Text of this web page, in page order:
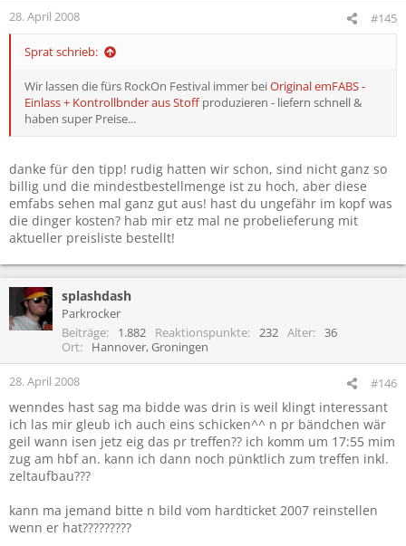
28. April 2008 #145
Sprat schrieb:
Wir lassen die fürs RockOn Festival immer beiOriginal emFABS -
Einlass + Kontrollbnder aus Stoffproduzieren - liefern schnell &
haben super Preise...
danke für den tipp! rudig hatten wir schon, sind nicht ganz so
billig und die mindestbestellmenge ist zu hoch, aber diese
emfabs sehen mal ganz gut aus! hast du ungefähr im kopf was
die dinger kosten? hab mir etz mal ne probelieferung mit
aktueller preisliste bestellt!
splashdash
Parkrocker
Beiträge
1.882 Reaktionspunkte 232 Alter
36
Ort
Hannover, Groningen
28. April 2008 #146
wenndes hast sag ma bidde was drin is weil klingt interessant
ich las mir gleub ich auch eins schicken^^ n pr bändchen wär
geil wann isen jetz eig das pr treffen?? ich komm um 17:55 mim
zug am hbf an. kann ich dann noch pünktlich zum treffen inkl.
zeltaufbau???
kann ma jemand bitte n bild vom hardticket 2007 reinstellen
wenn er hat?????????